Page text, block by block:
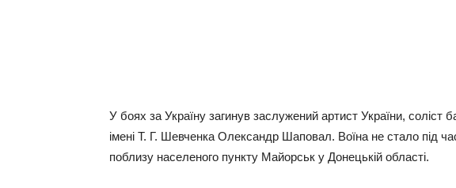
У боях за Україну загинув заслужений артист України, соліст
імені Т. Г. Шевченка Олександр Шаповал. Воїна не стало під
поблизу населеного пункту Майорськ у Донецькій області.